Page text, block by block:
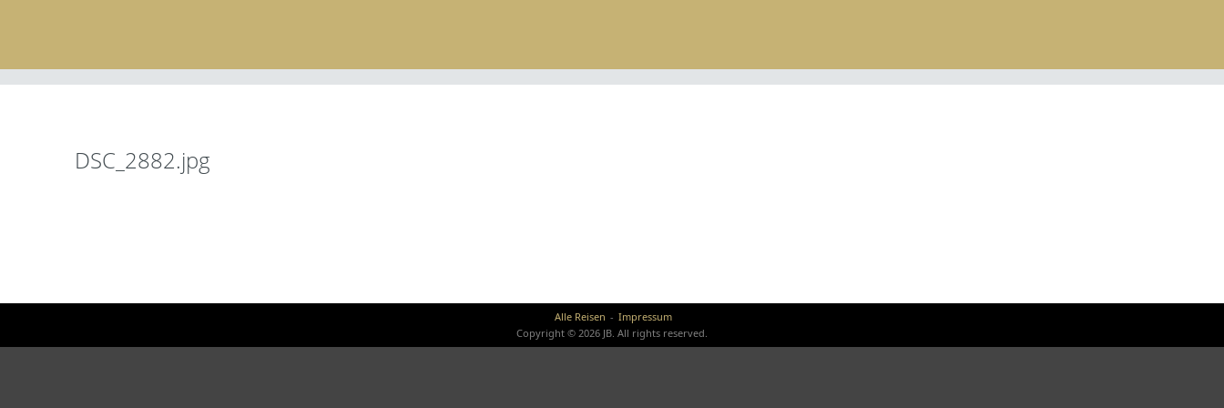
DSC_2882.jpg
Alle Reisen
Impressum
Copyright © 2026 JB. All rights reserved.